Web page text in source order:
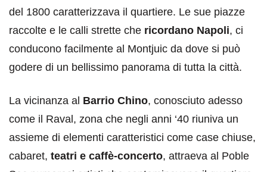
del 1800 caratterizzava il quartiere. Le sue piazze
raccolte e le calli strette che ricordano Napoli, ci
conducono facilmente al Montjuic da dove si può
godere di un bellissimo panorama di tutta la città.
La vicinanza al Barrio Chino, conosciuto adesso
come il Raval, zona che negli anni ‘40 riuniva un
assieme di elementi caratteristici come case chiuse,
cabaret, teatri e caffè-concerto, attraeva al Poble